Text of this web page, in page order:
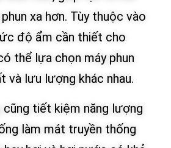
xa hơn. Tùy thuộc vào
độ ẩm cần thiết cho
thể lựa chọn máy phun
và lưu lượng khác nhau.
cũng tiết kiệm năng lượng
làm mát truyền thống